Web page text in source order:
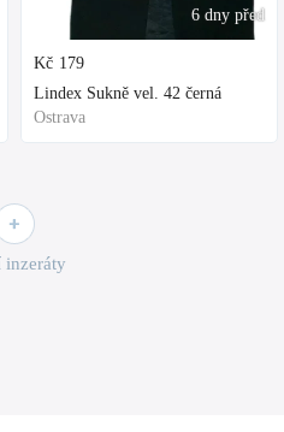
6 dny před
Kč 179
Lindex Sukně vel. 42 černá
Ostrava
inzeráty